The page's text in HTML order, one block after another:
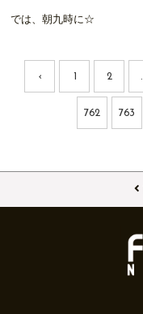
では、朝九時に☆
‹ 1 2
762 763